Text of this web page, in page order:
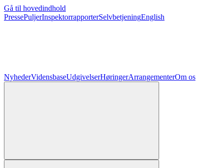
Gå til hovedindhold
PressePuljerInspektorrapporterSelvbetjeningEnglish
NyhederVidensbaseUdgivelserHøringerArrangementerOm os